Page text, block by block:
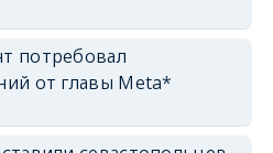
потребовал
от главы Meta*